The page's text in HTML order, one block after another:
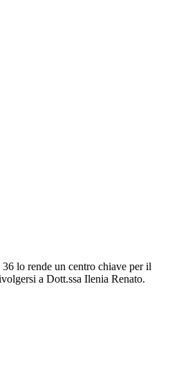
lo rende un centro chiave per il
a Dott.ssa Ilenia Renato.